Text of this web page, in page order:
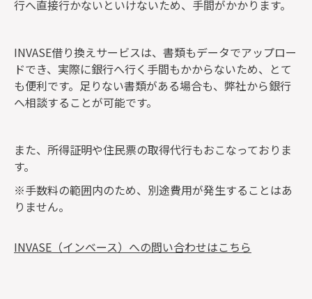
行へ直接行かないといけないため、手間がかかります。
INVASE借り換えサービスは、書類もデータでアップロー
ドでき、実際に銀行へ行く手間もかからないため、とて
も便利です。足りない書類がある場合も、弊社から銀行
へ相談することが可能です。
また、所得証明や住民票の取得代行もおこなっておりま
す。
※手数料の範囲内のため、別途費用が発生することはあ
りません。
INVASE（インベース）への問い合わせはこちら